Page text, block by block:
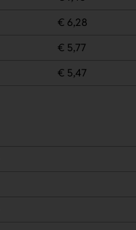
€ 6,28
€ 5,77
€ 5,47